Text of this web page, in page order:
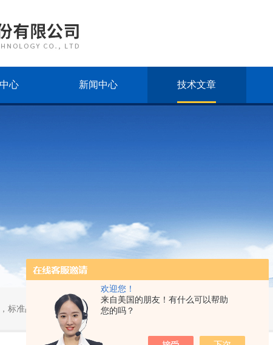
欢迎您！
来自美国的朋友！有什么可以帮助
您的吗？
心 新闻中心 技术文章
标准品，小型仪器